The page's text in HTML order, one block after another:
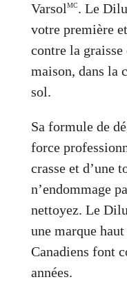
VarsolMC. Le
votre première
contre la
maison, dans la
sol.
Sa formule de
force
crasse et d’une
n’endommage
nettoyez. Le
une marque
Canadiens font
années.